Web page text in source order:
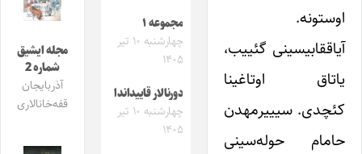
اوستونه.
آیاققابیسینی گئییب،
یاتاق اوتاغینا
کئچدی. سیییرمهدن
حامام حوله‌سینی
مجموعه ۱
چهارشنبه ۱۰ تیر
۱۴۰۵
دورنالار قاییداندا
چهارشنبه ۱۰ تیر
۱۴۰۵
مجله ایشیق
شماره 2
آذربایجان
قفه‌خانالاری